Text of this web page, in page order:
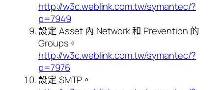
http://w3c.weblink.com.tw/symantec/?
p=7949
設定 Asset 內 Network 和 Prevention 的
Groups。
http://w3c.weblink.com.tw/symantec/?
p=7976
設定 SMTP。